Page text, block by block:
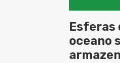
Esferas
oceano